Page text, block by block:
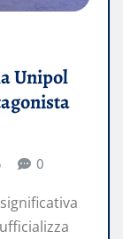
Unipol
0